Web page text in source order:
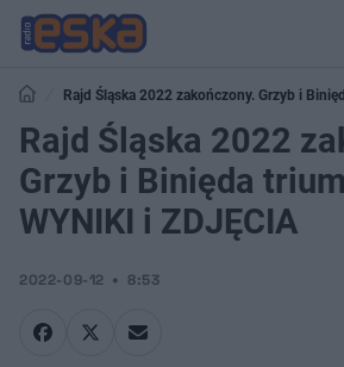
Rajd Śląska 2022 zakończony. Grzyb i
ZDJĘCIA
Rajd Śląska 2022
Grzyb i Binięda
WYNIKI i ZDJĘCIA
2022-09-12 8:53